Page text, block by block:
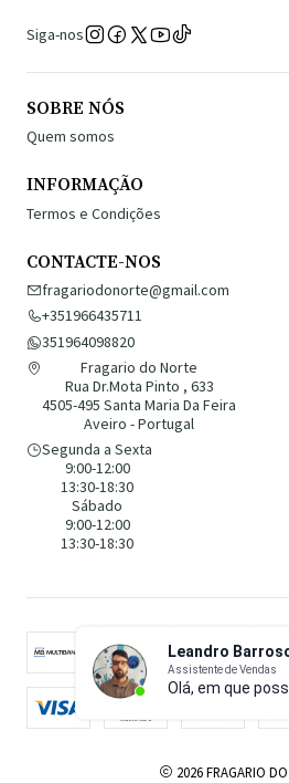
Leandro
Assistente de Vendas
Olá, em que
Siga-nos
SOBRE NÓS
Quem somos
INFORMAÇÃO
Termos e Condições
CONTACTE-NOS
fragariodonorte@gmail.com
+351966435711
351964098820
Fragario do Norte
Rua Dr.Mota Pinto , 633
4505-495 Santa Maria Da Feira
Aveiro - Portugal
Segunda a Sexta
9:00-12:00
13:30-18:30
Sábado
9:00-12:00
13:30-18:30
2026 FRAGARIO